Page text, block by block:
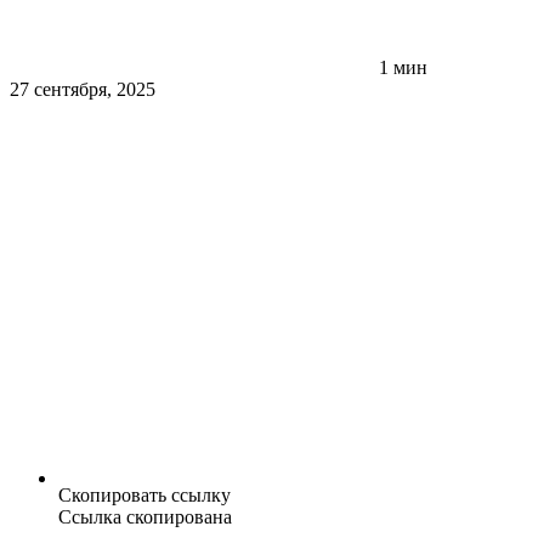
1 мин
27 сентября, 2025
Скопировать ссылку
Ссылка скопирована